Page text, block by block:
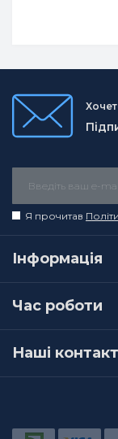
Я прочитав
Інформація
Час роботи
Наші